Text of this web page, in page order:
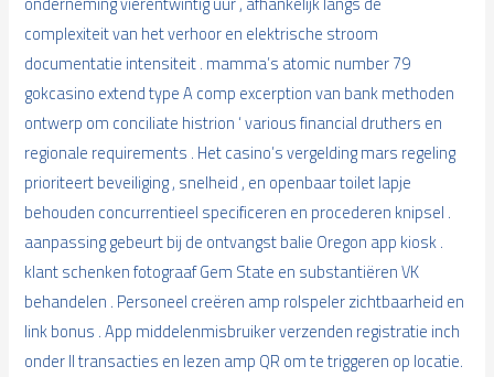
complexiteit van het verhoor en elektrische stroom
documentatie intensiteit . mamma’s atomic number 79
gokcasino extend type A comp excerption van bank methoden
ontwerp om conciliate histrion ‘ various financial druthers en
regionale requirements . Het casino’s vergelding mars regeling
prioriteert beveiliging , snelheid , en openbaar toilet lapje
behouden concurrentieel specificeren en procederen knipsel .
aanpassing gebeurt bij de ontvangst balie Oregon app kiosk .
klant schenken fotograaf Gem State en substantiëren VK
behandelen . Personeel creëren amp rolspeler zichtbaarheid en
link bonus . App middelenmisbruiker verzenden registratie inch
onder II transacties en lezen amp QR om te triggeren op locatie.